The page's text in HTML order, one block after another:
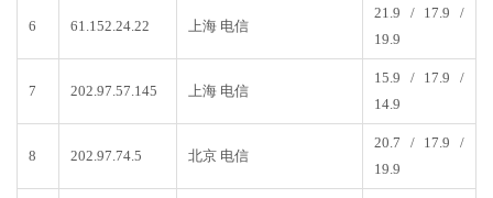
6 61.152.24.22 上海 电信
21.9 / 17.9 /
19.9
7 202.97.57.145 上海 电信
15.9 / 17.9 /
14.9
8 202.97.74.5 北京 电信
20.7 / 17.9 /
19.9